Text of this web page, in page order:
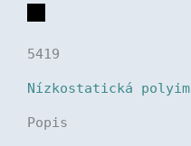
5419
Nízkostatická
Popis